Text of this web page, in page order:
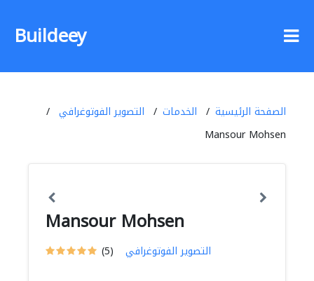
Buildeey
الصفحة الرئيسية الخدمات
التصوير الفوتوغرافي
Mansour Mohsen
Mansour Mohsen
(5) التصوير الفوتوغرافي